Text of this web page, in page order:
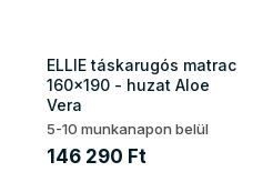
ELLIE táskarugós matrac
160x190 - huzat Aloe
Vera
5-10 munkanapon belül
146 290 Ft